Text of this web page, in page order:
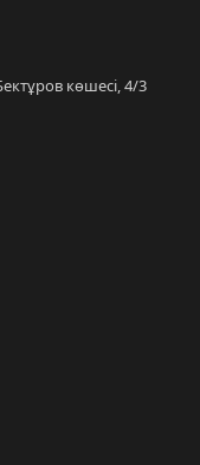
көшесі, 4/3